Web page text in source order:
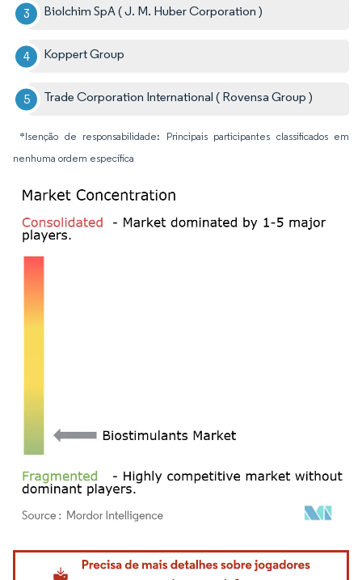
Biolchim SpA ( J. M. Huber Corporation )
Koppert Group
Trade Corporation International ( Rovensa Group )
*Isenção de responsabilidade: Principais participantes classificados em
nenhuma ordem específica
Imagem © Mordor Intelligence. O reuso requer atribuição conforme CC BY 4.0.